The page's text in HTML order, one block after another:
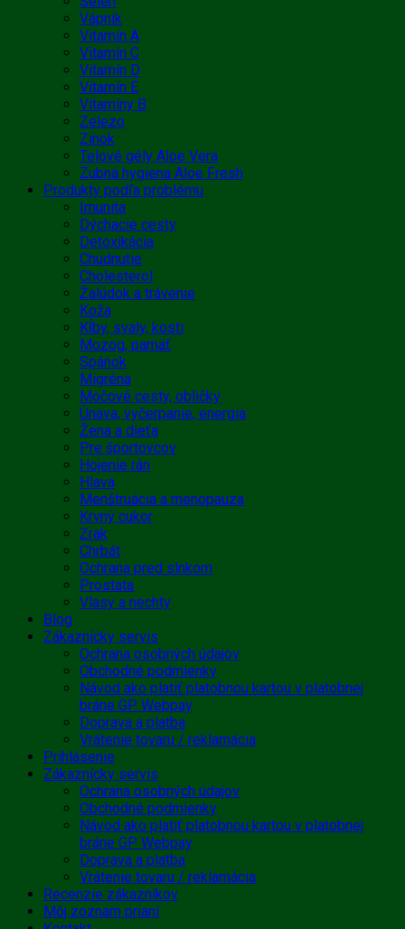
Vápnik
Vitamín A
Vitamín C
Vitamín D
Vitamín E
Vitamíny B
Zelezo
Zinok
Telové gély Aloe Vera
Zubná hygiena Aloe Fresh
Produkty podľa problému
Imunita
Dýchacie cesty
Detoxikácia
Chudnutie
Cholesterol
Žalúdok a trávenie
Koža
Kĺby, svaly, kosti
Mozog, pamäť
Spánok
Migréna
Močové cesty, obličky
Únava, vyčerpanie, energia
Žena a dieťa
Pre športovcov
Hojenie rán
Hlava
Menštruácia a menopauza
Krvný cukor
Zrak
Chrbát
Ochrana pred slnkom
Prostata
Vlasy a nechty
Blog
Zákaznícky servis
Ochrana osobných údajov
Obchodné podmienky
Návod ako platiť platobnou kartou v platobnej
bráne GP Webpay
Doprava a platba
Vrátenie tovaru / reklamácia
Prihlásenie
Zákaznícky servis
Ochrana osobných údajov
Obchodné podmienky
Návod ako platiť platobnou kartou v platobnej
bráne GP Webpay
Doprava a platba
Vrátenie tovaru / reklamácia
Recenzie zákazníkov
Môj zoznam prianí